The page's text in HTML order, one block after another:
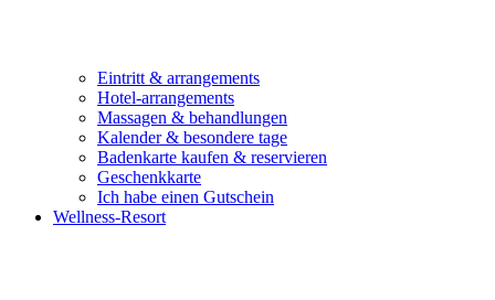
Eintritt & arrangements
Hotel-arrangements
Massagen & behandlungen
Kalender & besondere tage
Badenkarte kaufen & reservieren
Geschenkkarte
Ich habe einen Gutschein
Wellness-Resort